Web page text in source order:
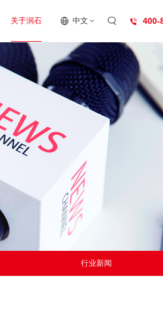
关于润石 中文 400-
行业新闻